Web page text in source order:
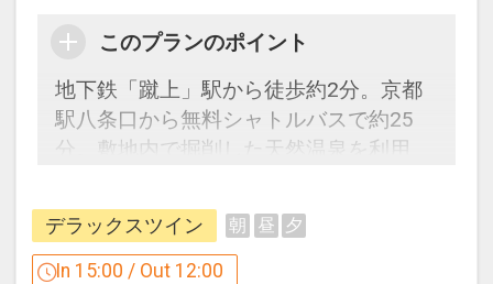
ん
伴をお願いしております
※７歳以上のお子様の混浴はお断りして
◆フィットネスジム・プールのご利用Ｏ
Ｋ！
このプランのポイント
地下鉄「蹴上」駅から徒歩約2分。京都
駅八条口から無料シャトルバスで約25
分。敷地内で掘削した天然温泉を利用
級のスパ「華頂」が誕生。
うれしいおもてなし
デラックスツイン 朝 昼 夕
In 15:00 / Out 12:00